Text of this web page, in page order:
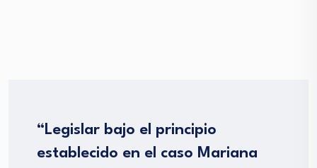
“Legislar bajo el principio
establecido en el caso Mariana